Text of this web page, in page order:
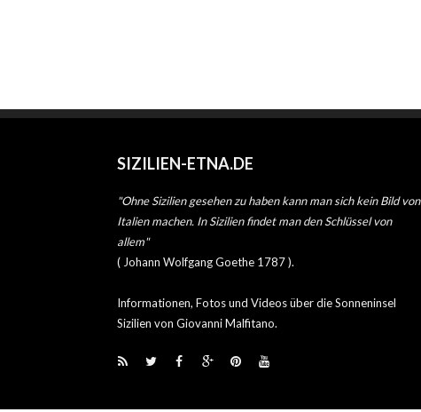
SIZILIEN-ETNA.DE
"Ohne Sizilien gesehen zu haben kann man sich kein Bild von
Italien machen. In Sizilien findet man den Schlüssel von
allem"
( Johann Wolfgang Goethe 1787 ).
Informationen, Fotos und Videos über die Sonneninsel
Sizilien von Giovanni Malfitano.